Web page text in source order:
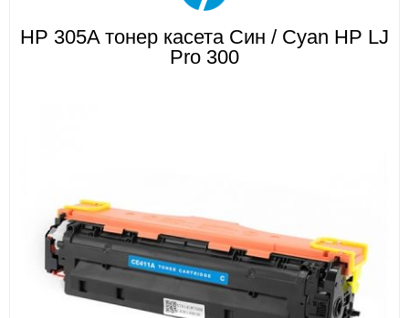
ИЗКУСТВА
БДП
НОВИ
ПРОМОЦИИ
HP 305A тонер касета Син / Cyan HP LJ
Pro 300